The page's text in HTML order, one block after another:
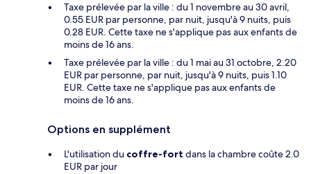
Taxe prélevée par la ville : du 1 novembre au 30 avril,
0.55 EUR par personne, par nuit, jusqu'à 9 nuits, puis
0.28 EUR. Cette taxe ne s'applique pas aux enfants de
moins de 16 ans.
Taxe prélevée par la ville : du 1 mai au 31 octobre, 2.20
EUR par personne, par nuit, jusqu'à 9 nuits, puis 1.10
EUR. Cette taxe ne s'applique pas aux enfants de
moins de 16 ans.
Options en supplément
L'utilisation du coffre-fort dans la chambre coûte 2.0
EUR par jour